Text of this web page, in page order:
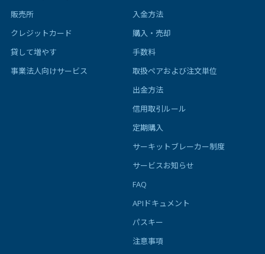
販売所
クレジットカード
貸して増やす
事業法人向けサービス
入金方法
購入・売却
手数料
取扱ペアおよび注文単位
出金方法
信用取引ルール
定期購入
サーキットブレーカー制度
サービスお知らせ
FAQ
APIドキュメント
パスキー
注意事項